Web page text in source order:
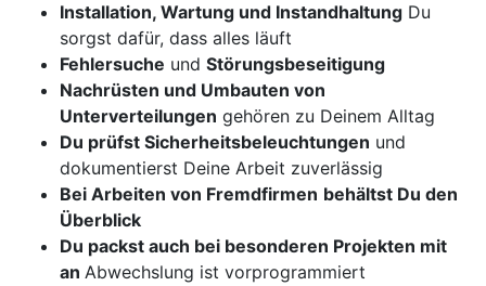
Installation, Wartung und Instandhaltung Du
sorgst dafür, dass alles läuft
Fehlersuche und Störungsbeseitigung
Nachrüsten und Umbauten von
Unterverteilungen gehören zu Deinem Alltag
Du prüfst Sicherheitsbeleuchtungen und
dokumentierst Deine Arbeit zuverlässig
Bei Arbeiten von Fremdfirmen behältst Du den
Überblick
Du packst auch bei besonderen Projekten mit
an Abwechslung ist vorprogrammiert